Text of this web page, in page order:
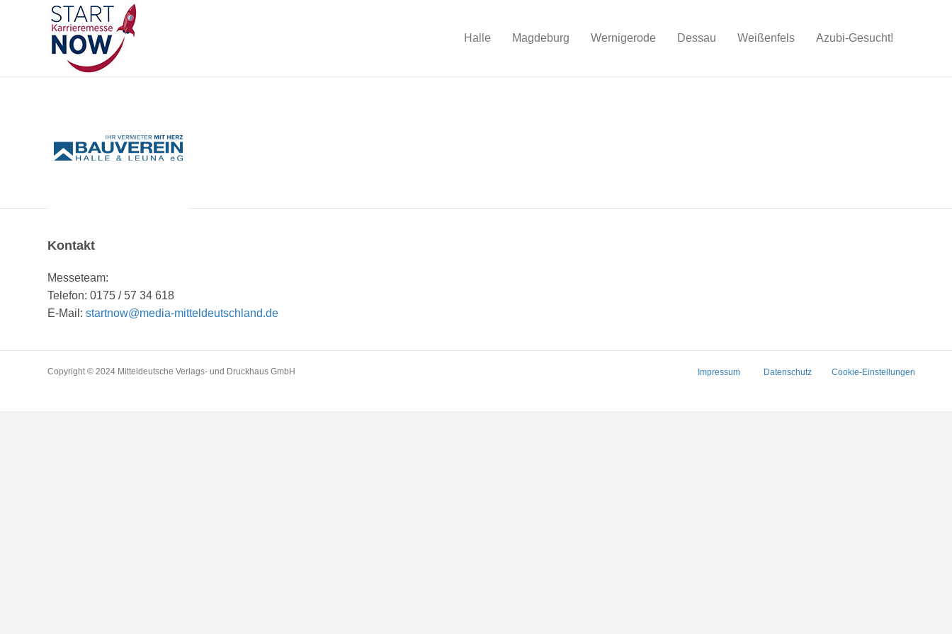
Halle Magdeburg Wernigerode Dessau Weißenfels Azubi-Gesucht!
Kontakt
Messeteam:
Telefon: 0175 / 57 34 618
E-Mail:startnow@media-mitteldeutschland.de
Copyright © 2024 Mitteldeutsche Verlags- und Druckhaus GmbH Impressum Datenschutz Cookie-Einstellungen